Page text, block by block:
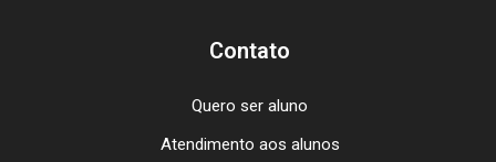
Contato
Quero ser aluno
Atendimento aos alunos